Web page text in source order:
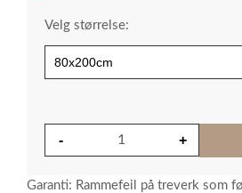
Velg størrelse:
Garanti: Rammefeil på treverk som